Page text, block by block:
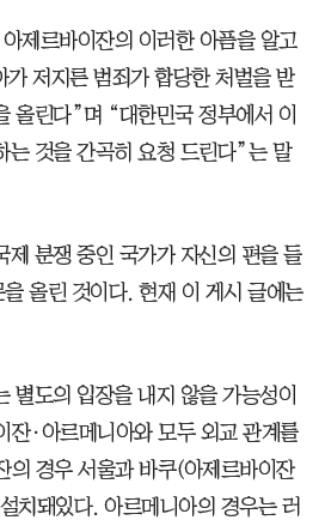
제르바이잔의 이러한 아픔을 알고
저지른 범죄가 합당한 처벌을 받
올린다”며 “대한민국 정부에서 이
는 것을 간곡히 요청 드린다”는 말
제 분쟁 중인 국가가 자신의 편을 들
올린 것이다. 현재 이 게시 글에는
별도의 입장을 내지 않을 가능성이
잔·아르메니아와 모두 외교 관계를
의 경우 서울과 바쿠(아제르바이잔
치돼있다. 아르메니아의 경우는 러